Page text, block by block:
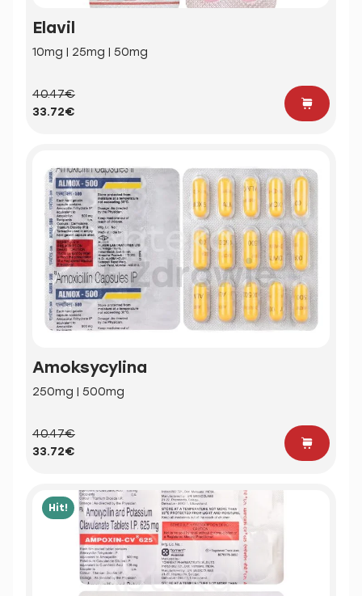
Elavil
10mg | 25mg | 50mg
40.47€
33.72€
Amoksycylina
250mg | 500mg
40.47€
33.72€
Hit!